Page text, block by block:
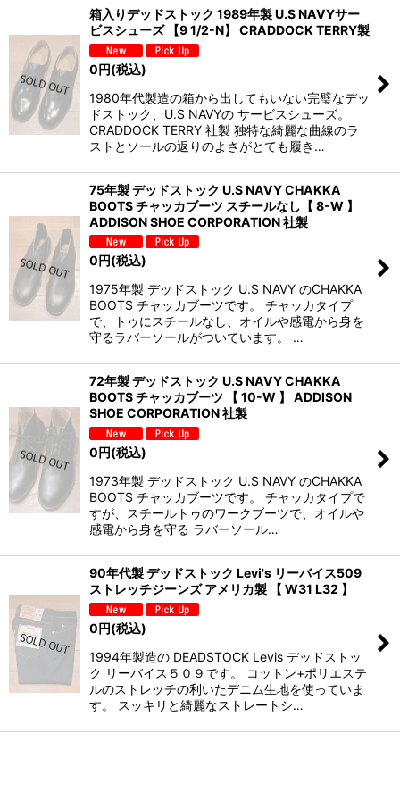
箱入りデッドストック 1989年製 U.S NAVYサー
ビスシューズ 【9 1/2-N】 CRADDOCK TERRY製
0円(税込)
1980年代製造の箱から出してもいない完璧なデッ
ドストック、U.S NAVYの サービスシューズ。
CRADDOCK TERRY 社製 独特な綺麗な曲線のラ
ストとソールの返りのよさがとても履き…
75年製 デッドストック U.S NAVY CHAKKA
BOOTS チャッカブーツ スチールなし【 8-W 】
ADDISON SHOE CORPORATION 社製
0円(税込)
1975年製 デッドストック U.S NAVY のCHAKKA
BOOTS チャッカブーツです。 チャッカタイプ
で、トゥにスチールなし、オイルや感電から身を
守るラバーソールがついています。 …
72年製 デッドストック U.S NAVY CHAKKA
BOOTS チャッカブーツ 【 10-W 】 ADDISON
SHOE CORPORATION 社製
0円(税込)
1973年製 デッドストック U.S NAVY のCHAKKA
BOOTS チャッカブーツです。 チャッカタイプで
すが、スチールトゥのワークブーツで、オイルや
感電から身を守る ラバーソール…
90年代製 デッドストック Levi's リーバイス509
ストレッチジーンズ アメリカ製 【 W31 L32 】
0円(税込)
1994年製造の DEADSTOCK Levis デッドストッ
ク リーバイス５０９です。 コットン+ポリエステ
ルのストレッチの利いたデニム生地を使っていま
す。 スッキリと綺麗なストレートシ…